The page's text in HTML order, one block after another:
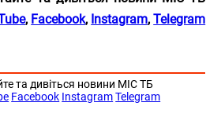
, Facebook, Instagram, Telegram
та дивіться новини МІС ТБ
Facebook Instagram Telegram